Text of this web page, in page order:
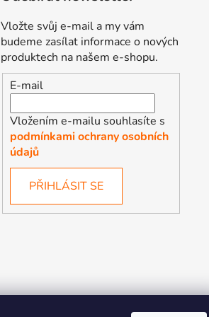
Vložte svůj e-mail a my vám
budeme zasílat informace o nových
produktech na našem e-shopu.
E-mail
Vložením e-mailu souhlasíte s
podmínkami ochrany osobních
údajů
PŘIHLÁSIT SE